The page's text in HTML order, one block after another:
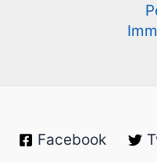
Facebook